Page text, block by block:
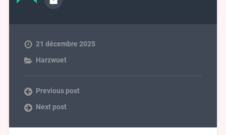
21 décembre 2025
Harzwuet
Previous post
Next post